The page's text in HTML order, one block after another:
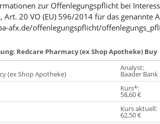
zur Offenlegungspflicht bei
Art. 20 VO (EU) 596/2014 für das genannte
afx.de/offenlegungspflicht/
Redcare Pharmacy (ex Shop Apotheke) Buy
(ex Shop Apotheke)
Analyst:
Baader Bank
Kurs*:
58,60 €
Kurs aktuell:
62,50 €